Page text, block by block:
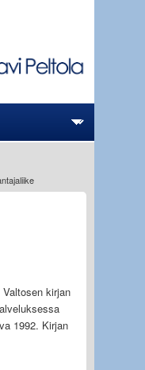
kirjan
1992. Kirjan